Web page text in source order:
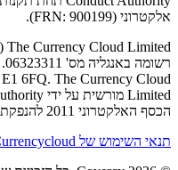
אלקטרוני (FRN: 900199).
6FQ. The Currency Cloud
הכסף האלקטרוני 2011 להנפקת כסף אלקטרוני (FRN: 900199).
תנאי השימוש של Currencycloud